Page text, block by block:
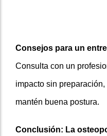
Consejos para un
Consulta con un
impacto sin
mantén buena postura.
Conclusión: La